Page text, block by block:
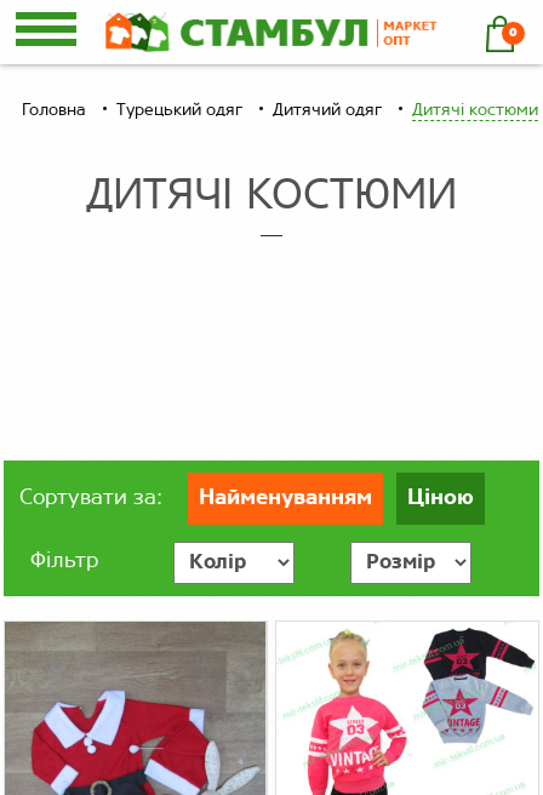
0
Головна Турецький одяг Дитячий одяг Дитячі костюми
ДИТЯЧІ КОСТЮМИ
Сортувати за: Найменуванням Ціною
Фільтр